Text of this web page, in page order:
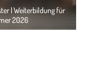
| Weiterbildung für
2026